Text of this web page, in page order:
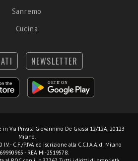
Sanremo
Cucina
NEWSLETTER
in Via Privata Giovannino De Grassi 12/12A, 20123
Milano.
- C.F./P.IVA ed iscrizione alla C.C.I.A.A. di Milano
- REA MI-2519578.